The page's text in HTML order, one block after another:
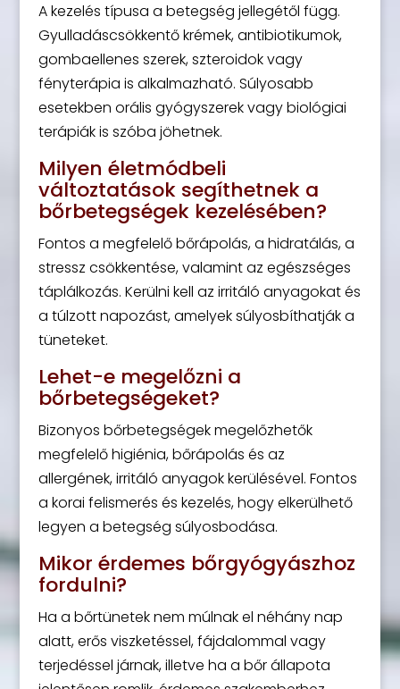
A kezelés típusa a betegség jellegétől függ.
Gyulladáscsökkentő krémek, antibiotikumok,
gombaellenes szerek, szteroidok vagy
fényterápia is alkalmazható. Súlyosabb
esetekben orális gyógyszerek vagy biológiai
terápiák is szóba jöhetnek.
Milyen életmódbeli
változtatások segíthetnek a
bőrbetegségek kezelésében?
Fontos a megfelelő bőrápolás, a hidratálás, a
stressz csökkentése, valamint az egészséges
táplálkozás. Kerülni kell az irritáló anyagokat és
a túlzott napozást, amelyek súlyosbíthatják a
tüneteket.
Lehet-e megelőzni a
bőrbetegségeket?
Bizonyos bőrbetegségek megelőzhetők
megfelelő higiénia, bőrápolás és az
allergének, irritáló anyagok kerülésével. Fontos
a korai felismerés és kezelés, hogy elkerülhető
legyen a betegség súlyosbodása.
Mikor érdemes bőrgyógyászhoz
fordulni?
Ha a bőrtünetek nem múlnak el néhány nap
alatt, erős viszketéssel, fájdalommal vagy
terjedéssel járnak, illetve ha a bőr állapota